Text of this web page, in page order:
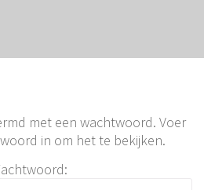
met een wachtwoord. Voer
in om het te bekijken.